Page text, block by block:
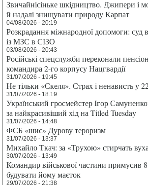
Звичайнісіньке шкідництво. Джипери і
й надалі знищувати природу Карпат
04/08/2026 - 20:19
Розкрадання міжнародної допомоги: суд
із МЗС в СІЗО
03/08/2026 - 20:43
Російські спецслужби переконали
командира 2-го корпусу Нацгвардії
31/07/2026 - 19:45
Не тільки «Скеля». Страх і ненависть
31/07/2026 - 18:19
Український гросмейстер Ігор
за найкрасивіший хід на Titled Tuesday
31/07/2026 - 14:48
ФСБ «шиє» Дурову тероризм
31/07/2026 - 13:37
Михайло Ткач: за «Трухою» стирчать
30/07/2026 - 13:49
Командир військової частини примусив
будувати йому маєток
29/07/2026 - 21:38